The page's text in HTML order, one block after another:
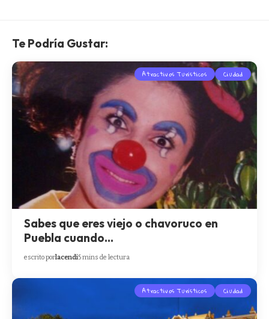
Te Podría Gustar:
Atractivos Turísticos Ciudad
Sabes que eres viejo o chavoruco en
Puebla cuando…
escrito porlacendi5 mins de lectura
Atractivos Turísticos Ciudad